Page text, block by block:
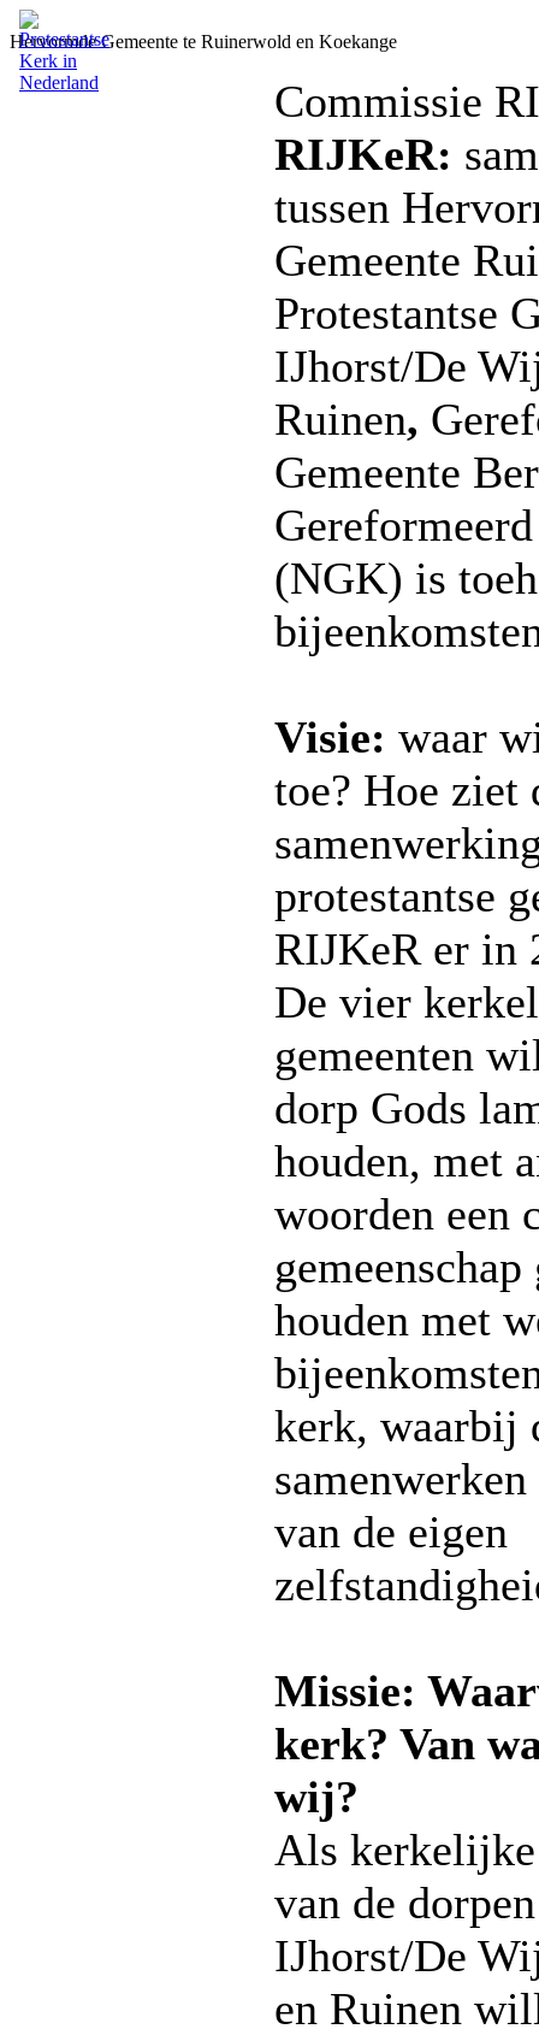
Hervormde Gemeente te Ruinerwold en Koekange
Commissie
RIJKeR:
tussen
Gemeente
Protestantse
IJhorst/De
Ruinen,
Gemeente
(NGK) is
Visie: waar
toe? Hoe ziet
protestantse
RIJKeR er in
De vier
gemeenten
dorp Gods
houden, met
woorden een
gemeenschap
houden met
kerk, waarbij
van de eigen
Missie:
kerk? Van
wij?
Als kerkelijke
van de
IJhorst/De
en Ruinen